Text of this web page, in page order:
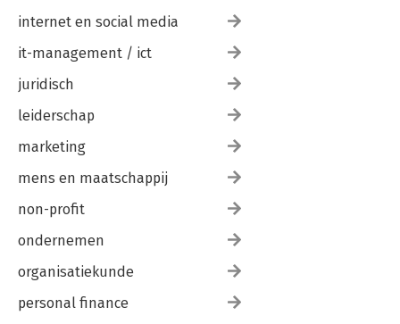
internet en social media
it-management / ict
juridisch
leiderschap
marketing
mens en maatschappij
non-profit
ondernemen
organisatiekunde
personal finance